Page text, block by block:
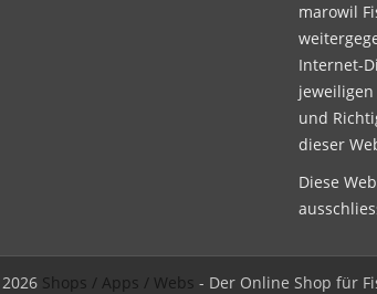
marowil
Internet-
und
dieser
Diese
Shops / Apps / Webs - Der Online Shop für